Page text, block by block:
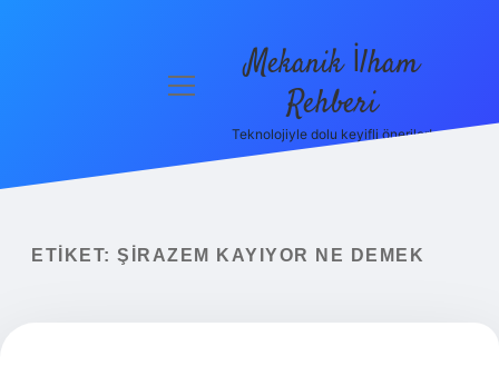
menüyü
Mekanik İlham
Rehberi
Teknolojiyle dolu keyifli öneriler!
ETIKET: ŞIRAZEM KAYIYOR NE DEMEK